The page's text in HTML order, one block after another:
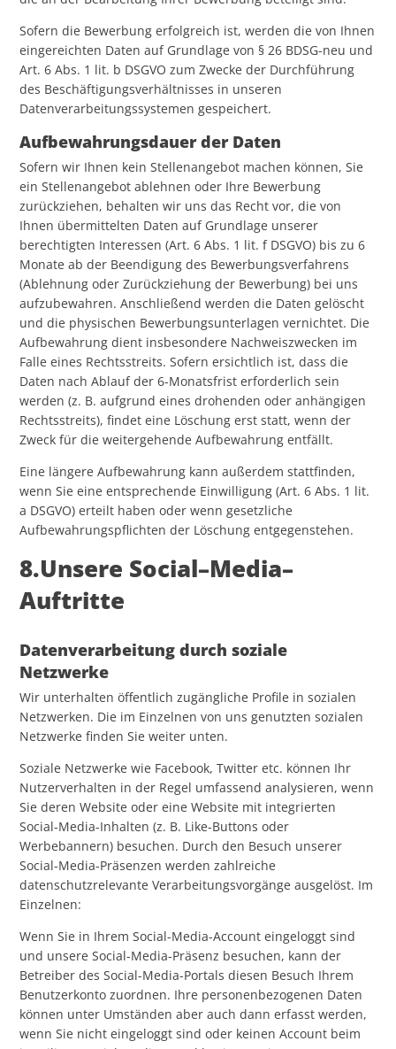
Sofern die Bewerbung erfolgreich ist, werden die von Ihnen
eingereichten Daten auf Grundlage von § 26 BDSG-neu und
Art. 6 Abs. 1 lit. b DSGVO zum Zwecke der Durchführung
des Beschäftigungsverhältnisses in unseren
Datenverarbeitungssystemen gespeichert.
Aufbewahrungsdauer der Daten
Sofern wir Ihnen kein Stellenangebot machen können, Sie
ein Stellenangebot ablehnen oder Ihre Bewerbung
zurückziehen, behalten wir uns das Recht vor, die von
Ihnen übermittelten Daten auf Grundlage unserer
berechtigten Interessen (Art. 6 Abs. 1 lit. f DSGVO) bis zu 6
Monate ab der Beendigung des Bewerbungsverfahrens
(Ablehnung oder Zurückziehung der Bewerbung) bei uns
aufzubewahren. Anschließend werden die Daten gelöscht
und die physischen Bewerbungsunterlagen vernichtet. Die
Aufbewahrung dient insbesondere Nachweiszwecken im
Falle eines Rechtsstreits. Sofern ersichtlich ist, dass die
Daten nach Ablauf der 6-Monatsfrist erforderlich sein
werden (z. B. aufgrund eines drohenden oder anhängigen
Rechtsstreits), findet eine Löschung erst statt, wenn der
Zweck für die weitergehende Aufbewahrung entfällt.
Eine längere Aufbewahrung kann außerdem stattfinden,
wenn Sie eine entsprechende Einwilligung (Art. 6 Abs. 1 lit.
a DSGVO) erteilt haben oder wenn gesetzliche
Aufbewahrungspflichten der Löschung entgegenstehen.
8.Unsere Social–Media–
Auftritte
Datenverarbeitung durch soziale
Netzwerke
Wir unterhalten öffentlich zugängliche Profile in sozialen
Netzwerken. Die im Einzelnen von uns genutzten sozialen
Netzwerke finden Sie weiter unten.
Soziale Netzwerke wie Facebook, Twitter etc. können Ihr
Nutzerverhalten in der Regel umfassend analysieren, wenn
Sie deren Website oder eine Website mit integrierten
Social-Media-Inhalten (z. B. Like-Buttons oder
Werbebannern) besuchen. Durch den Besuch unserer
Social-Media-Präsenzen werden zahlreiche
datenschutzrelevante Verarbeitungsvorgänge ausgelöst. Im
Einzelnen:
Wenn Sie in Ihrem Social-Media-Account eingeloggt sind
und unsere Social-Media-Präsenz besuchen, kann der
Betreiber des Social-Media-Portals diesen Besuch Ihrem
Benutzerkonto zuordnen. Ihre personenbezogenen Daten
können unter Umständen aber auch dann erfasst werden,
wenn Sie nicht eingeloggt sind oder keinen Account beim